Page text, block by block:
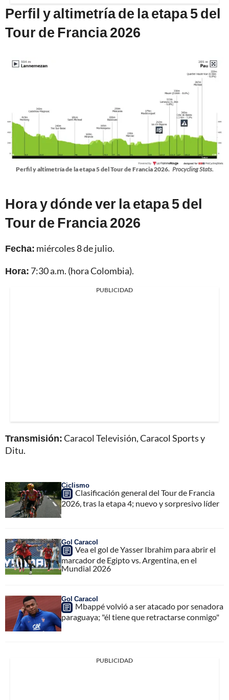
Perfil y altimetría de la etapa 5 del
Tour de Francia 2026
Perfil y altimetría de la etapa 5 del Tour de Francia 2026. Procycling Stats.
Hora y dónde ver la etapa 5 del
Tour de Francia 2026
Fecha: miércoles 8 de julio.
Hora: 7:30 a.m. (hora Colombia).
PUBLICIDAD
Transmisión:Caracol Televisión, Caracol Sports y
Ditu.
Ciclismo
Clasificación general del Tour de Francia
2026, tras la etapa 4; nuevo y sorpresivo líder
Gol Caracol
Vea el gol de Yasser Ibrahim para abrir el
marcador de Egipto vs. Argentina, en el
Mundial 2026
Gol Caracol
Mbappé volvió a ser atacado por senadora
paraguaya; "él tiene que retractarse conmigo"
PUBLICIDAD